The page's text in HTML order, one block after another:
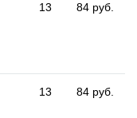
13 84 руб.
13 84 руб.